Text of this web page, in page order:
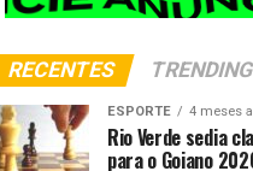
RECENTES TRENDING
ESPORTE 4 meses
Rio Verde sedia
para o Goiano